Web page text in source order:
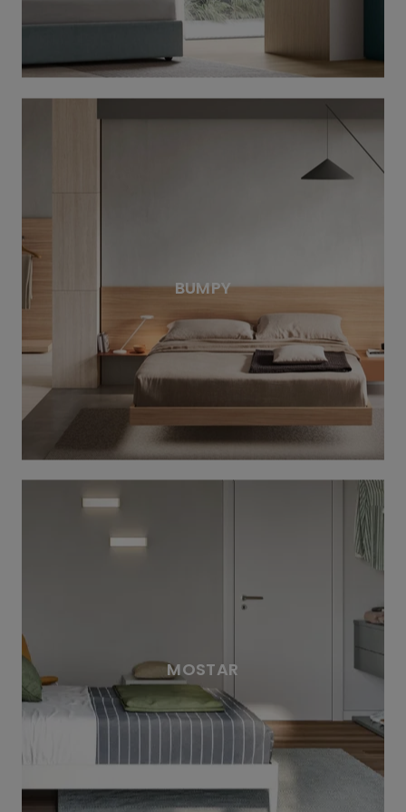
BUMPY
MOSTAR